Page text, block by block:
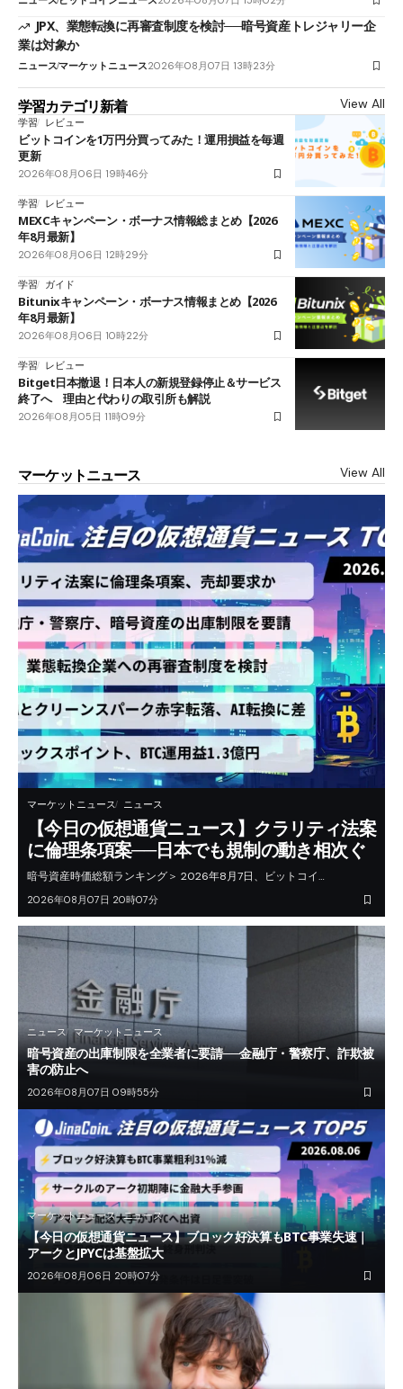
JPX、業態転換に再審査制度を検討──暗号資産トレジャリー企
業は対象か
ニュースマーケットニュース2026年08月07日 13時23分
学習カテゴリ新着 View All
学習 レビュー
ビットコインを1万円分買ってみた！運用損益を毎週
更新
2026年08月06日 19時46分
学習 レビュー
MEXCキャンペーン・ボーナス情報総まとめ【2026
年8月最新】
2026年08月06日 12時29分
学習 ガイド
Bitunixキャンペーン・ボーナス情報まとめ【2026
年8月最新】
2026年08月06日 10時22分
学習 レビュー
Bitget日本撤退！日本人の新規登録停止＆サービス
終了へ 理由と代わりの取引所も解説
2026年08月05日 11時09分
マーケットニュース View All
マーケットニュース ニュース
【今日の仮想通貨ニュース】クラリティ法案
に倫理条項案──日本でも規制の動き相次ぐ
暗号資産時価総額ランキング＞ 2026年8月7日、ビットコイ…
2026年08月07日 20時07分
ニュース マーケットニュース
暗号資産の出庫制限を全業者に要請──金融庁・警察庁、詐欺被
害の防止へ
2026年08月07日 09時55分
マーケットニュース ニュース
【今日の仮想通貨ニュース】ブロック好決算もBTC事業失速｜
アークとJPYCは基盤拡大
2026年08月06日 20時07分